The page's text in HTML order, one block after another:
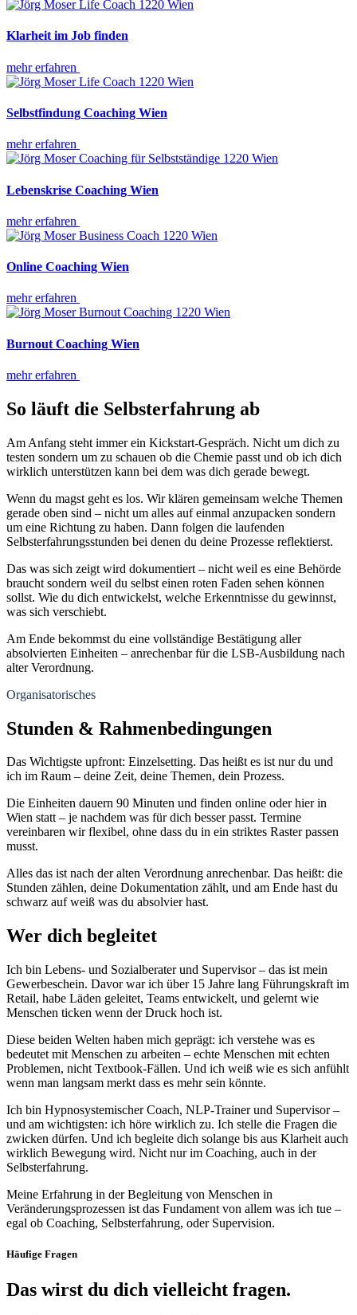
Klarheit im Job finden
mehr erfahren
Selbstfindung Coaching Wien
mehr erfahren
Lebenskrise Coaching Wien
mehr erfahren
Online Coaching Wien
mehr erfahren
Burnout Coaching Wien
mehr erfahren
So läuft die Selbsterfahrung ab
Am Anfang steht immer ein Kickstart-Gespräch. Nicht um dich zu
testen sondern um zu schauen ob die Chemie passt und ob ich dich
wirklich unterstützen kann bei dem was dich gerade bewegt.
Wenn du magst geht es los. Wir klären gemeinsam welche Themen
gerade oben sind – nicht um alles auf einmal anzupacken sondern
um eine Richtung zu haben. Dann folgen die laufenden
Selbsterfahrungsstunden bei denen du deine Prozesse reflektierst.
Das was sich zeigt wird dokumentiert – nicht weil es eine Behörde
braucht sondern weil du selbst einen roten Faden sehen können
sollst. Wie du dich entwickelst, welche Erkenntnisse du gewinnst,
was sich verschiebt.
Am Ende bekommst du eine vollständige Bestätigung aller
absolvierten Einheiten – anrechenbar für die LSB-Ausbildung nach
alter Verordnung.
Organisatorisches
Stunden & Rahmenbedingungen
Das Wichtigste upfront: Einzelsetting. Das heißt es ist nur du und
ich im Raum – deine Zeit, deine Themen, dein Prozess.
Die Einheiten dauern 90 Minuten und finden online oder hier in
Wien statt – je nachdem was für dich besser passt. Termine
vereinbaren wir flexibel, ohne dass du in ein striktes Raster passen
musst.
Alles das ist nach der alten Verordnung anrechenbar. Das heißt: die
Stunden zählen, deine Dokumentation zählt, und am Ende hast du
schwarz auf weiß was du absolvier hast.
Wer dich begleitet
Ich bin Lebens- und Sozialberater und Supervisor – das ist mein
Gewerbeschein. Davor war ich über 15 Jahre lang Führungskraft im
Retail, habe Läden geleitet, Teams entwickelt, und gelernt wie
Menschen ticken wenn der Druck hoch ist.
Diese beiden Welten haben mich geprägt: ich verstehe was es
bedeutet mit Menschen zu arbeiten – echte Menschen mit echten
Problemen, nicht Textbook-Fällen. Und ich weiß wie es sich anfühlt
wenn man langsam merkt dass es mehr sein könnte.
Ich bin Hypnosystemischer Coach, NLP-Trainer und Supervisor –
und am wichtigsten: ich höre wirklich zu. Ich stelle die Fragen die
zwicken dürfen. Und ich begleite dich solange bis aus Klarheit auch
wirklich Bewegung wird. Nicht nur im Coaching, auch in der
Selbsterfahrung.
Meine Erfahrung in der Begleitung von Menschen in
Veränderungsprozessen ist das Fundament von allem was ich tue –
egal ob Coaching, Selbsterfahrung, oder Supervision.
Häufige Fragen
Das wirst du dich vielleicht fragen.